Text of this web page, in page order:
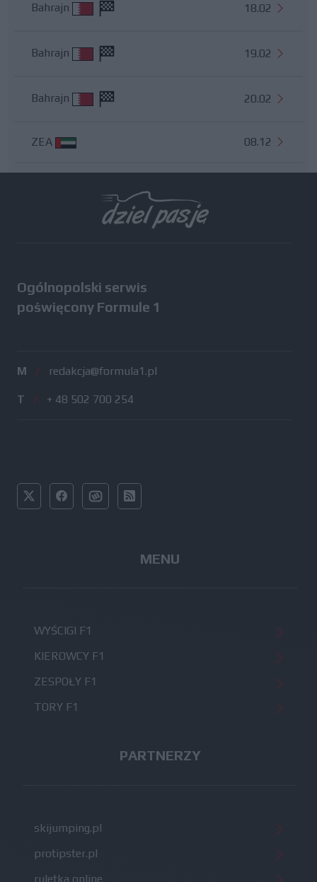
Bahrajn 18.02
Bahrajn 19.02
Bahrajn 20.02
ZEA 08.12
Ogólnopolski serwis
poświęcony Formule 1
M / redakcja@formula1.pl
T / + 48 502 700 254
MENU
WYŚCIGI F1
KIEROWCY F1
ZESPOŁY F1
TORY F1
PARTNERZY
skijumping.pl
protipster.pl
ruletka online